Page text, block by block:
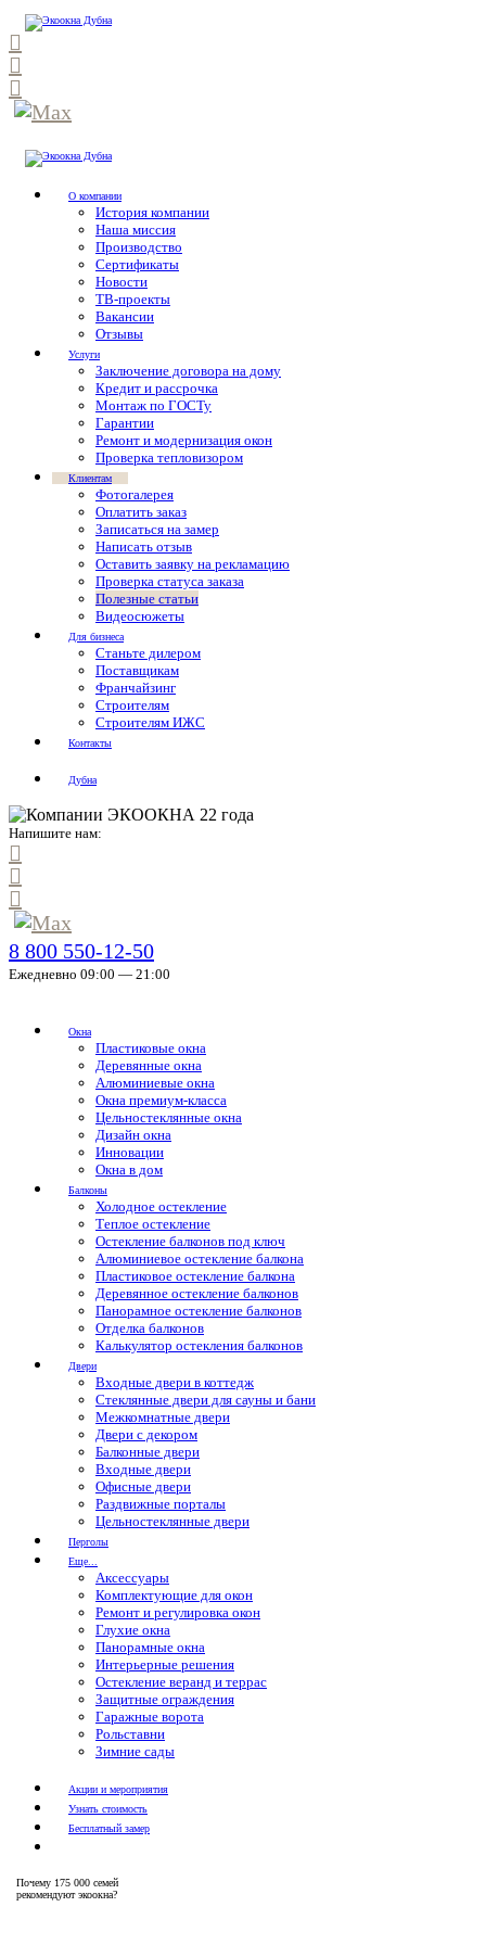
О компании
История компании
Наша миссия
Производство
Сертификаты
Новости
ТВ-проекты
Вакансии
Отзывы
Услуги
Заключение договора на дому
Кредит и рассрочка
Монтаж по ГОСТу
Гарантии
Ремонт и модернизация окон
Проверка тепловизором
Клиентам
Фотогалерея
Оплатить заказ
Записаться на замер
Написать отзыв
Оставить заявку на рекламацию
Проверка статуса заказа
Полезные статьи
Видеосюжеты
Для бизнеса
Станьте дилером
Поставщикам
Франчайзинг
Строителям
Строителям ИЖС
Контакты
Дубна
Напишите нам:
8 800 550-12-50
Ежедневно 09:00 — 21:00
Окна
Пластиковые окна
Деревянные окна
Алюминиевые окна
Окна премиум-класса
Цельностеклянные окна
Дизайн окна
Инновации
Окна в дом
Балконы
Холодное остекление
Теплое остекление
Остекление балконов под ключ
Алюминиевое остекление балкона
Пластиковое остекление балкона
Деревянное остекление балконов
Панорамное остекление балконов
Отделка балконов
Калькулятор остекления балконов
Двери
Входные двери в коттедж
Стеклянные двери для сауны и бани
Межкомнатные двери
Двери с декором
Балконные двери
Входные двери
Офисные двери
Раздвижные порталы
Цельностеклянные двери
Перголы
Еще...
Аксессуары
Комплектующие для окон
Ремонт и регулировка окон
Глухие окна
Панорамные окна
Интерьерные решения
Остекление веранд и террас
Защитные ограждения
Гаражные ворота
Рольставни
Зимние сады
Акции и мероприятия
Узнать стоимость
Бесплатный замер
Почему 175 000 семей
рекомендуют экоокна?